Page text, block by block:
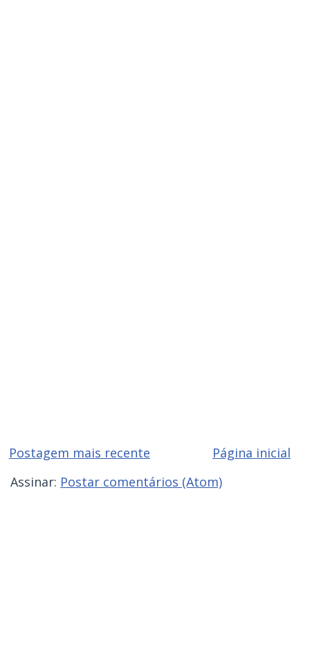
Postagem mais recente
Página inicial
Assinar: Postar comentários (Atom)